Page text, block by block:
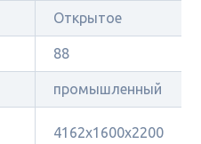
Открытое
88
промышленный
4162х1600х2200